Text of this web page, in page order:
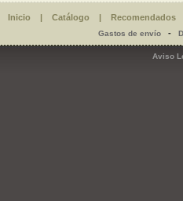
Inicio | Catálogo | Recomendados
Gastos de envío-
Aviso